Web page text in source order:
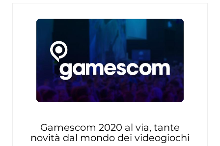
Gamescom 2020 al via, tante
novità dal mondo dei videogiochi